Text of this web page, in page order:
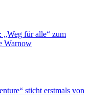
„Weg für alle“ zum
Warnow
sticht erstmals von